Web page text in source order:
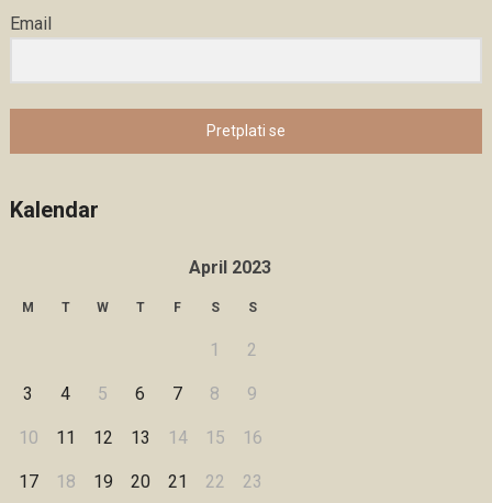
Email
Pretplati se
Kalendar
April 2023
M T W T F S S
1 2
3 4 5 6 7 8 9
10 11 12 13 14 15 16
17 18 19 20 21 22 23